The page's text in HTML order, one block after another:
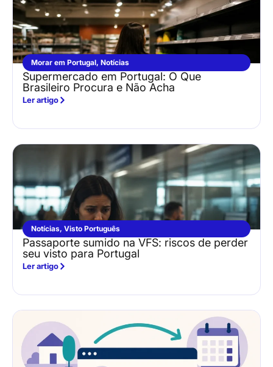
Morar em Portugal, Notícias
Supermercado em Portugal: O Que
Brasileiro Procura e Não Acha
Ler artigo
Notícias, Visto Português
Passaporte sumido na VFS: riscos de perder
seu visto para Portugal
Ler artigo